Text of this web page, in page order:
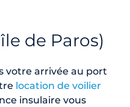
de Paros)
votre arrivée au port
location de voilier
insulaire vous